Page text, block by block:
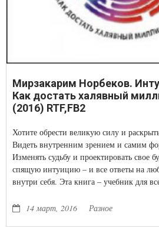
Мирзакарим Норбеков.
Как достать халявный
(2016) RTF,FB2
Хотите обрести великую силу и
Видеть внутренним зрением и самим
Изменять судьбу и проектировать свое
спящую интуицию – и все ответы на
внутри себя. Эта книга – учебник для
успеху.14 март, 2016 Разное